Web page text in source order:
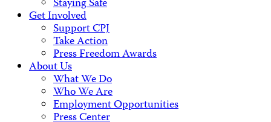
Staying Safe
Get Involved
Support CPJ
Take Action
Press Freedom Awards
About Us
What We Do
Who We Are
Employment Opportunities
Press Center